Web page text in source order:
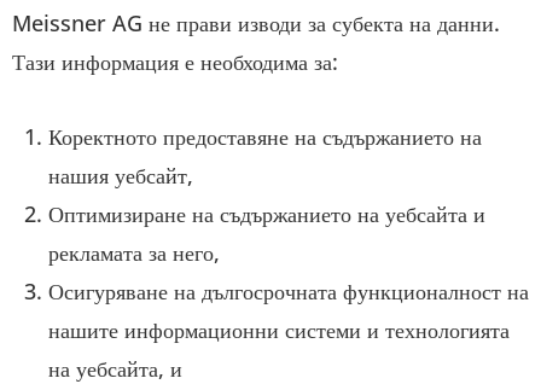
Meissner AG не прави изводи за субекта на данни.
Тази информация е необходима за:
Коректното предоставяне на съдържанието на
нашия уебсайт,
Оптимизиране на съдържанието на уебсайта и
рекламата за него,
Осигуряване на дългосрочната функционалност на
нашите информационни системи и технологията
на уебсайта, и